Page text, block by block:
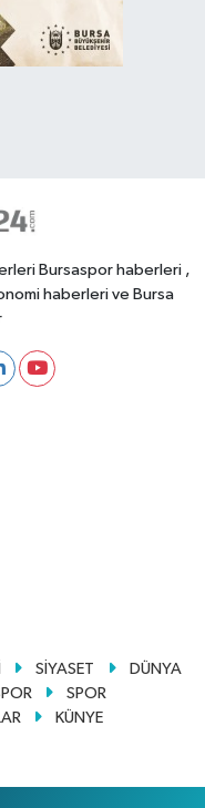
Bursaspor haberleri ,
haberleri ve Bursa
SİYASET
DÜNYA
SPOR
KÜNYE